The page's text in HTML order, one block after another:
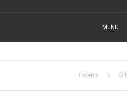
MENU
Početna O